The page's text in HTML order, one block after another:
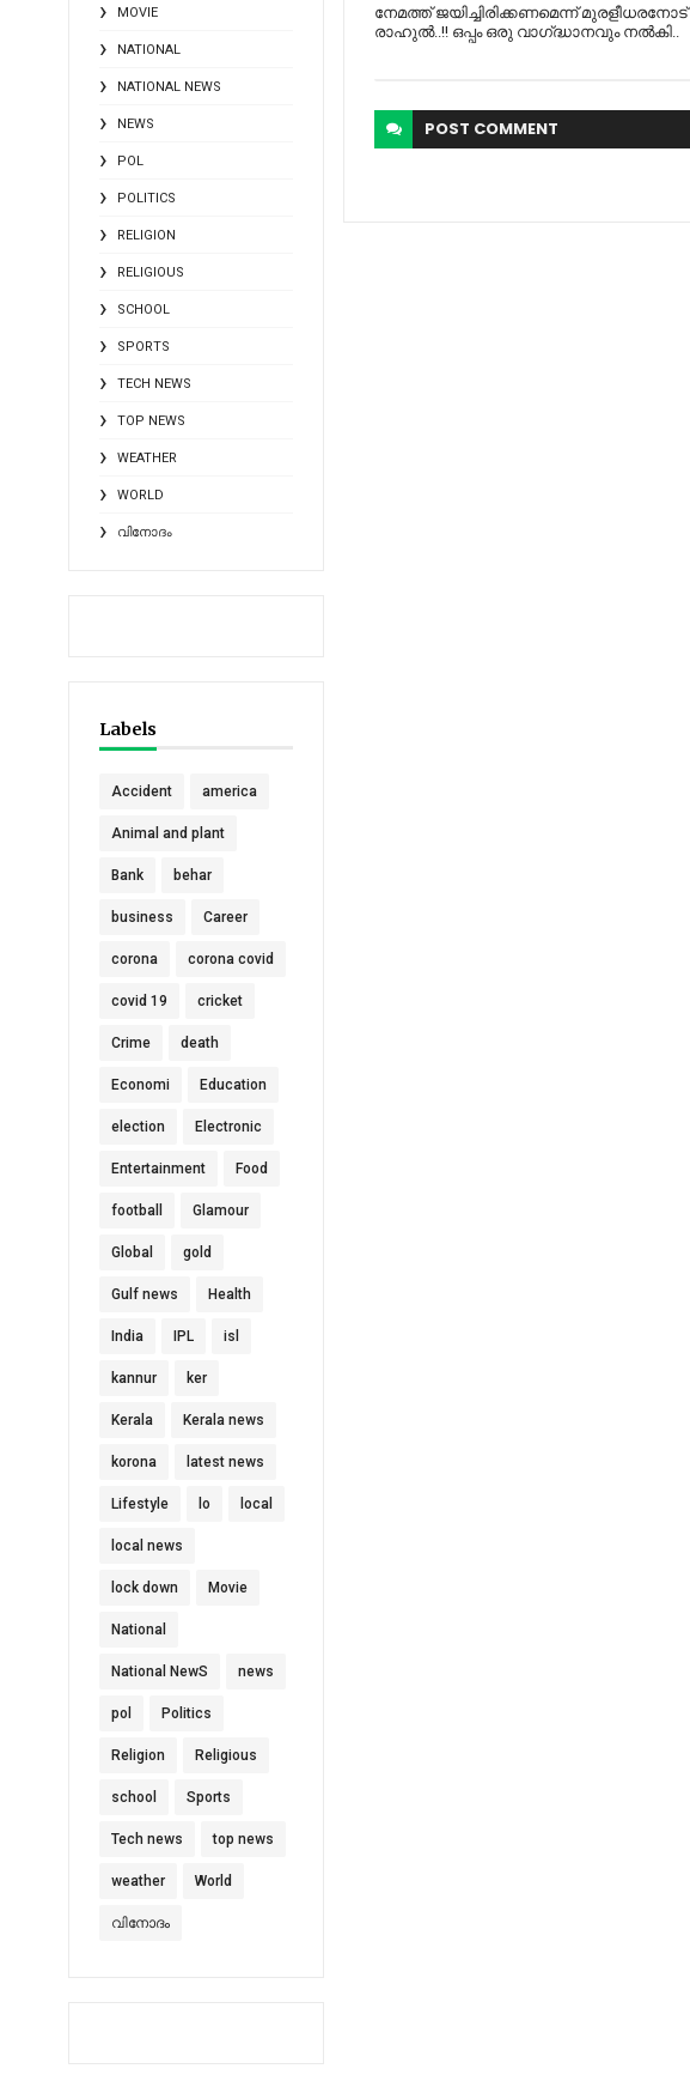
MOVIE
NATIONAL
NATIONAL NEWS
NEWS
POL
POLITICS
RELIGION
RELIGIOUS
SCHOOL
SPORTS
TECH NEWS
TOP NEWS
WEATHER
WORLD
വിനോദം
Labels
Accident america
Animal and plant
Bank behar
business Career
corona corona covid
covid 19 cricket
Crime death
Economi Education
election Electronic
Entertainment Food
football Glamour
Global gold
Gulf news Health
India IPL isl
kannur ker
Kerala Kerala news
korona latest news
Lifestyle lo local
local news
lock down Movie
National
National NewS news
pol Politics
Religion Religious
school Sports
Tech news top news
weather World
വിനോദം
നേമത്ത് ജയിച്ചിരിക്കണമെന്ന് മുരളീധരനോട്
രാഹുൽ..!! ഒപ്പം ഒരു വാഗ്‌ദ്ധാനവും നല്‍കി..
POST COMMENT